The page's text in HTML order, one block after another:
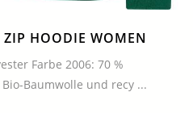
HOODIE WOMEN
Farbe 2006: 70 %
Baumwolle und recy ...